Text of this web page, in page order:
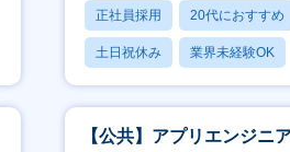
正社員採用 20代におすすめ
土日祝休み 業界未経験OK
産休・育休あり
【公共】アプリエンジニ